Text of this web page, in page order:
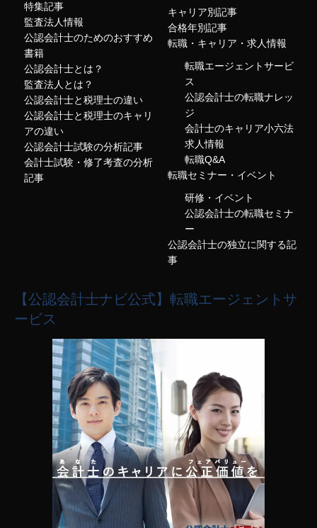
特集記事
監査法人情報
公認会計士のためのおすすめ
書籍
公認会計士とは？
監査法人とは？
公認会計士と税理士の違い
公認会計士と税理士のキャリ
アの違い
公認会計士試験の分析記事
会計士試験・修了考査の分析
記事
キャリア別記事
合格年別記事
転職・キャリア・求人情報
転職エージェントサービ
ス
公認会計士の転職ナレッ
ジ
会計士のキャリア小六法
求人情報
転職Q&A
転職セミナー・イベント
研修・イベント
公認会計士の転職セミナ
ー
公認会計士の独立に関する記
事
【公認会計士ナビ公式】転職エージェントサ
ービス